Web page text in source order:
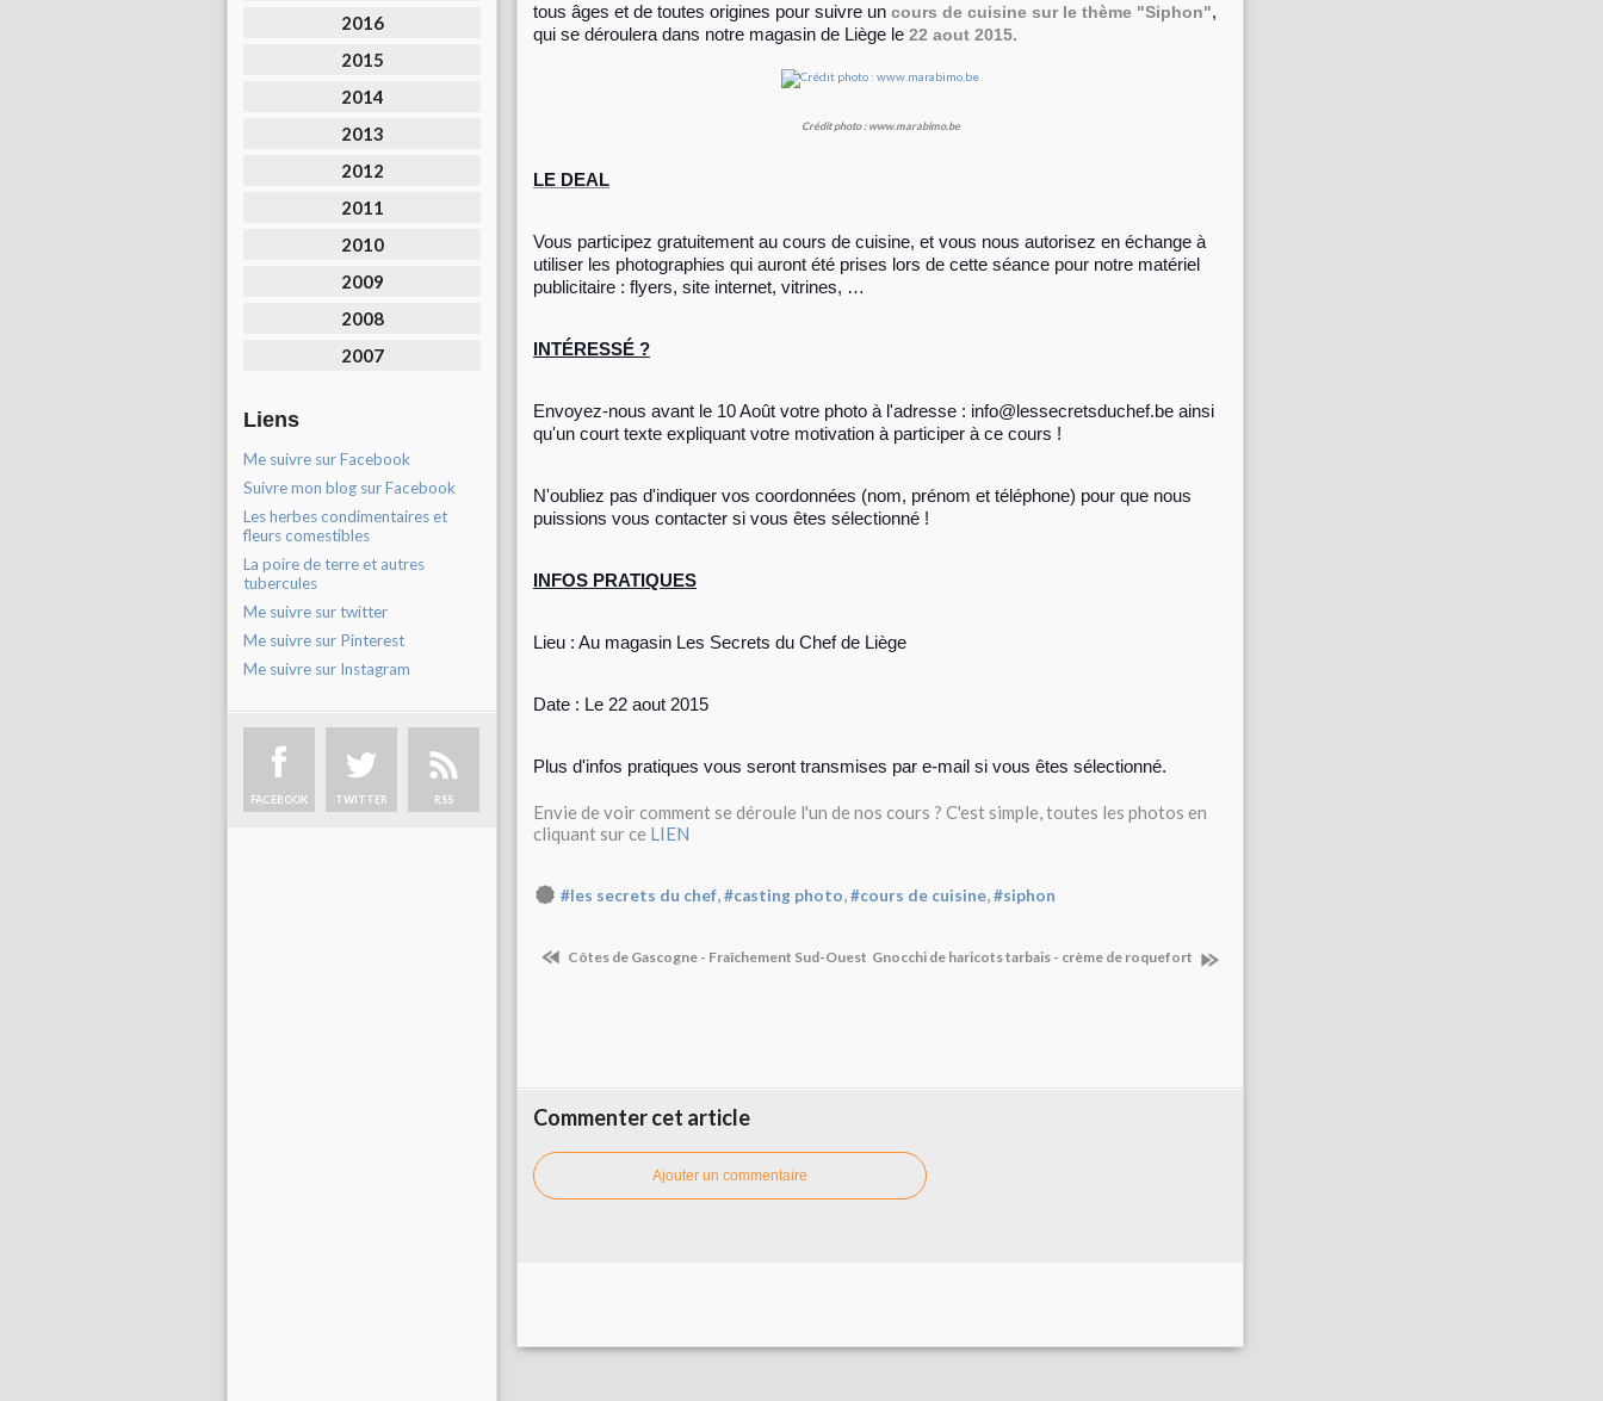
2016
2015
2014
2013
2012
2011
2010
2009
2008
2007
Liens
Me suivre sur Facebook
Suivre mon blog sur Facebook
Les herbes condimentaires et
fleurs comestibles
La poire de terre et autres
tubercules
Me suivre sur twitter
Me suivre sur Pinterest
Me suivre sur Instagram
FACEBOOK TWITTER RSS
tous âges et de toutes origines pour suivre un cours de cuisine sur le thème "Siphon",
qui se déroulera dans notre magasin de Liège le 22 aout 2015.
Crédit photo : www.marabimo.be
LE DEAL
Vous participez gratuitement au cours de cuisine, et vous nous autorisez en échange à
utiliser les photographies qui auront été prises lors de cette séance pour notre matériel
publicitaire : flyers, site internet, vitrines, …
INTÉRESSÉ ?
Envoyez-nous avant le 10 Août votre photo à l'adresse : info@lessecretsduchef.be ainsi
qu'un court texte expliquant votre motivation à participer à ce cours !
N'oubliez pas d'indiquer vos coordonnées (nom, prénom et téléphone) pour que nous
puissions vous contacter si vous êtes sélectionné !
INFOS PRATIQUES
Lieu : Au magasin Les Secrets du Chef de Liège
Date : Le 22 aout 2015
Plus d'infos pratiques vous seront transmises par e-mail si vous êtes sélectionné.
Envie de voir comment se déroule l'un de nos cours ? C'est simple, toutes les photos en
cliquant sur ce LIEN
#les secrets du chef,#casting photo,#cours de cuisine,#siphon
Côtes de Gascogne - Fraîchement Sud-Ouest Gnocchi de haricots tarbais - crème de roquefort
Commenter cet article
Ajouter un commentaire